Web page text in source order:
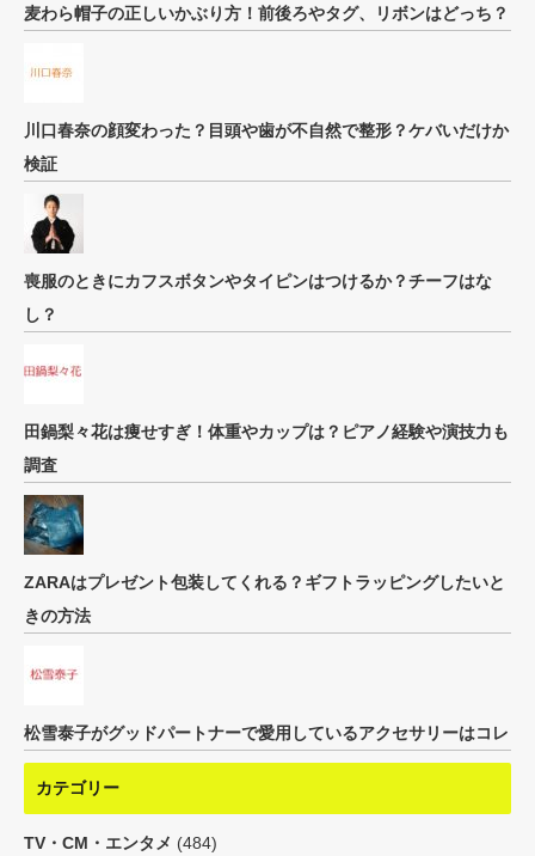
麦わら帽子の正しいかぶり方！前後ろやタグ、リボンはどっち？
川口春奈の顔変わった？目頭や歯が不自然で整形？ケバいだけか
検証
喪服のときにカフスボタンやタイピンはつけるか？チーフはな
し？
田鍋梨々花は痩せすぎ！体重やカップは？ピアノ経験や演技力も
調査
ZARAはプレゼント包装してくれる？ギフトラッピングしたいと
きの方法
松雪泰子がグッドパートナーで愛用しているアクセサリーはコレ
カテゴリー
TV・CM・エンタメ (484)